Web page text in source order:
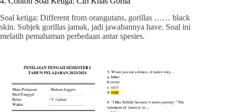
Soal ketiga: Different from orangutans, gorillas …… black
skin. Subjek gorillas jamak, jadi jawabannya have. Soal ini
melatih pemahaman perbedaan antar spesies.